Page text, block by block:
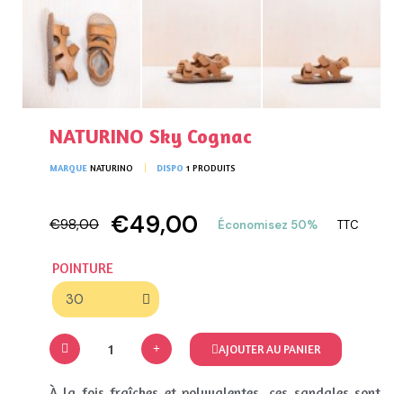
NATURINO Sky Cognac
MARQUE NATURINO DISPO 1 PRODUITS
€98,00 €49,00 Économisez 50% TTC
POINTURE
AJOUTER AU PANIER